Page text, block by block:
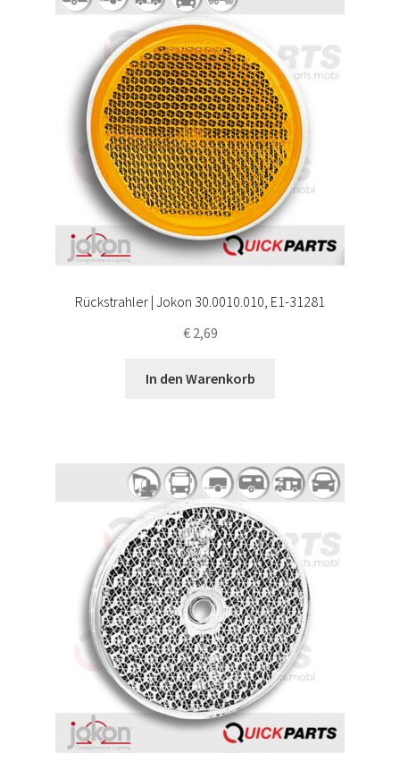
Rückstrahler | Jokon 30.0010.010, E1-31281
€2,69
In den Warenkorb